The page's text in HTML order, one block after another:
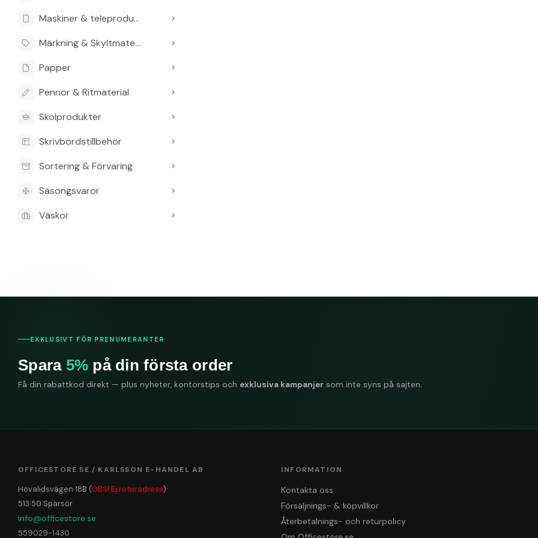
Maskiner & teleprodukter
Märkning & Skyltmaterial
Papper
Pennor & Ritmaterial
Skolprodukter
Skrivbordstillbehör
Sortering & Förvaring
Säsongsvaror
Väskor
OFFICESTORE.SE / KARLSSON E-HANDEL AB
Hovalidsvägen 18B (OBS! Ej returadress)
513 50 Sparsör
info@officestore.se
559029-1430
INFORMATION
Kontakta oss
Försäljnings- & köpvillkor
Återbetalnings- och returpolicy
EXKLUSIVT FÖR PRENUMERANTER
Spara 5% på din första order
Få din rabattkod direkt — plus nyheter, kontorstips och exklusiva kampanjer som inte syns på sajten.